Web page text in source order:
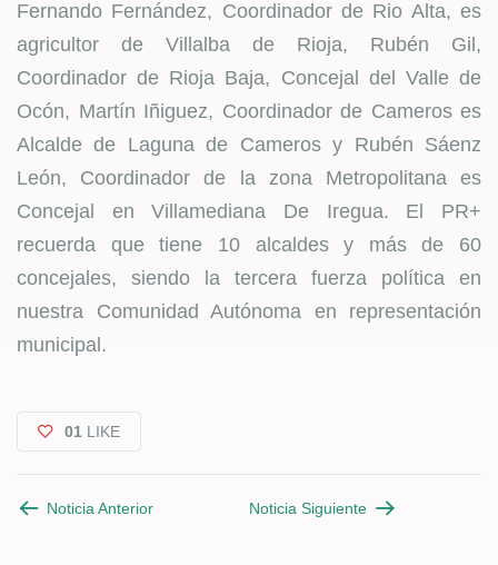
Fernando Fernández, Coordinador de Rio Alta, es
agricultor de Villalba de Rioja, Rubén Gil,
Coordinador de Rioja Baja, Concejal del Valle de
Ocón, Martín Iñiguez, Coordinador de Cameros es
Alcalde de Laguna de Cameros y Rubén Sáenz
León, Coordinador de la zona Metropolitana es
Concejal en Villamediana De Iregua. El PR+
recuerda que tiene 10 alcaldes y más de 60
concejales, siendo la tercera fuerza política en
nuestra Comunidad Autónoma en representación
municipal.
01 LIKE
Noticia Anterior Noticia Siguiente